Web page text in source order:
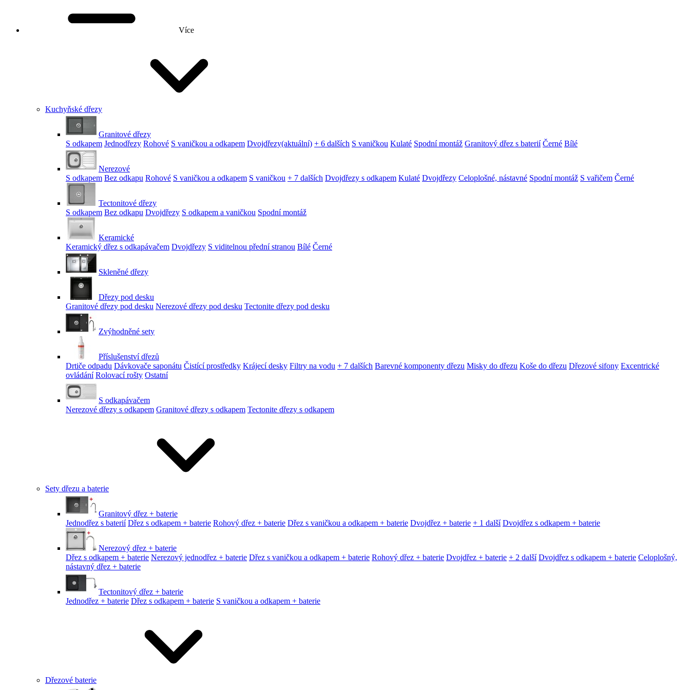
Více
Kuchyňské dřezy
Granitové dřezy
S odkapem Jednodřezy Rohové S vaničkou a odkapem Dvojdřezy(aktuální) + 6 dalších S vaničkou Kulaté Spodní montáž Granitový dřez s baterií Černé Bílé
Nerezové
S odkapem Bez odkapu Rohové S vaničkou a odkapem S vaničkou + 7 dalších Dvojdřezy s odkapem Kulaté Dvojdřezy Celoplošné, nástavné Spodní montáž S vařičem Černé
Tectonitové dřezy
S odkapem Bez odkapu Dvojdřezy S odkapem a vaničkou Spodní montáž
Keramické
Keramický dřez s odkapávačem Dvojdřezy S viditelnou přední stranou Bílé Černé
Skleněné dřezy
Dřezy pod desku
Granitové dřezy pod desku Nerezové dřezy pod desku Tectonite dřezy pod desku
Zvýhodněné sety
Příslušenství dřezů
Drtiče odpadu Dávkovače saponátu Čistící prostředky Krájecí desky Filtry na vodu + 7 dalších Barevné komponenty dřezu Misky do dřezu Koše do dřezu Dřezové sifony Excentrické
ovládání Rolovací rošty Ostatní
S odkapávačem
Nerezové dřezy s odkapem Granitové dřezy s odkapem Tectonite dřezy s odkapem
Sety dřezu a baterie
Granitový dřez + baterie
Jednodřez s baterií Dřez s odkapem + baterie Rohový dřez + baterie Dřez s vaničkou a odkapem + baterie Dvojdřez + baterie + 1 další Dvojdřez s odkapem + baterie
Nerezový dřez + baterie
Dřez s odkapem + baterie Nerezový jednodřez + baterie Dřez s vaničkou a odkapem + baterie Rohový dřez + baterie Dvojdřez + baterie + 2 další Dvojdřez s odkapem + baterie Celoplošný,
nástavný dřez + baterie
Tectonitový dřez + baterie
Jednodřez + baterie Dřez s odkapem + baterie S vaničkou a odkapem + baterie
Dřezové baterie